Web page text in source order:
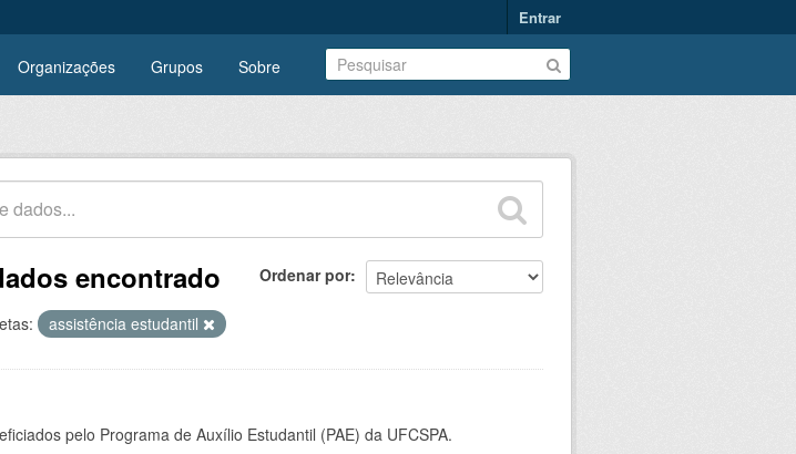
Entrar
Organizações Grupos Sobre
Ordenar por
encontrado
assistência estudantil
pelo Programa de Auxílio Estudantil (PAE) da UFCSPA.